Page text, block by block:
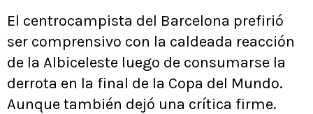
El centrocampista del Barcelona prefirió
ser comprensivo con la caldeada reacción
de la Albiceleste luego de consumarse la
derrota en la final de la Copa del Mundo.
Aunque también dejó una crítica firme.